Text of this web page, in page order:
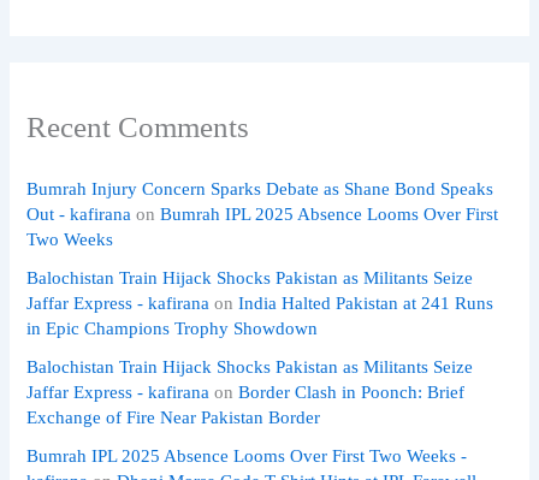
Recent Comments
Bumrah Injury Concern Sparks Debate as Shane Bond Speaks
Out - kafirana onBumrah IPL 2025 Absence Looms Over First
Two Weeks
Balochistan Train Hijack Shocks Pakistan as Militants Seize
Jaffar Express - kafirana onIndia Halted Pakistan at 241 Runs
in Epic Champions Trophy Showdown
Balochistan Train Hijack Shocks Pakistan as Militants Seize
Jaffar Express - kafirana onBorder Clash in Poonch: Brief
Exchange of Fire Near Pakistan Border
Bumrah IPL 2025 Absence Looms Over First Two Weeks -